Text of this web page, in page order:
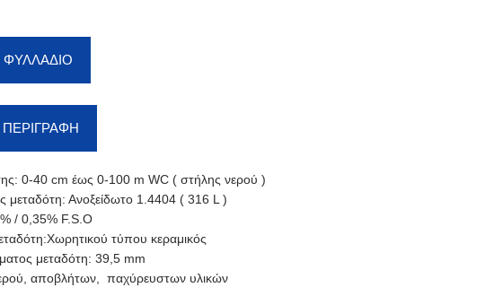
ΦΥΛΛΑΔΙΟ
0-40 cm έως 0-100 m WC ( στήλης νερού )
μεταδότη: Ανοξείδωτο 1.4404 ( 316 L )
/ 0,35% F.S.O
τύπου κεραμικός
μεταδότη: 39,5 mm
αποβλήτων, παχύρευστων υλικών